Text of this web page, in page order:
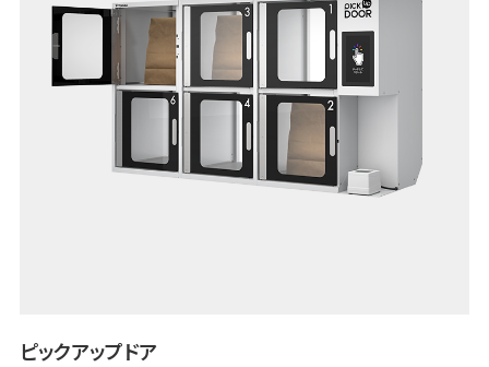
ピックアップドア